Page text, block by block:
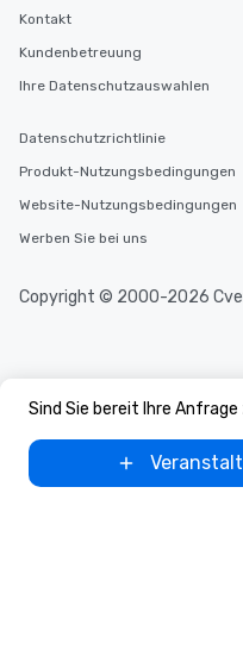
Sind Sie bereit Ihre Anfrage
Kontakt
Kundenbetreuung
Ihre Datenschutzauswahlen
Datenschutzrichtlinie
Produkt-Nutzungsbedingungen
Website-Nutzungsbedingungen
Werben Sie bei uns
Copyright © 2000-2026